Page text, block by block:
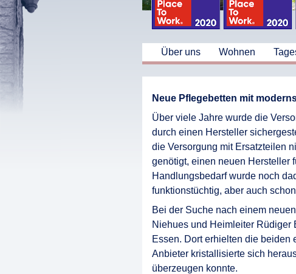
Über uns Wohnen
Neue Pflegebetten mit
Über viele Jahre wurde die
durch einen Hersteller
die Versorgung mit Ersatzteilen
genötigt, einen neuen Hersteller
Handlungsbedarf wurde noch
funktionstüchtig, aber auch
Bei der Suche nach einem
Niehues und Heimleiter Rüdiger
Essen. Dort erhielten die beiden
Anbieter kristallisierte sich
überzeugen konnte.